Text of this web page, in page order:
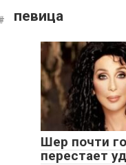
певица
Шер почти
перестает